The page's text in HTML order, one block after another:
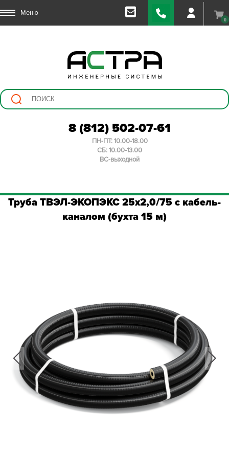
Меню
0
8 (812) 502-07-61
ПН-ПТ: 10.00-18.00
СБ: 10.00-13.00
ВС-выходной
Труба ТВЭЛ-ЭКОПЭКС 25х2,0/75 с кабель-
каналом (бухта 15 м)